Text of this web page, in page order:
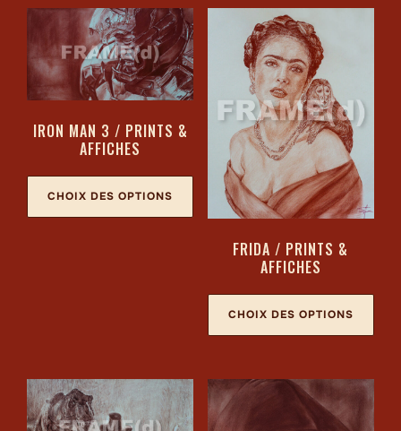
IRON MAN 3 / PRINTS &
AFFICHES
CHOIX DES OPTIONS
FRIDA / PRINTS &
AFFICHES
CHOIX DES OPTIONS